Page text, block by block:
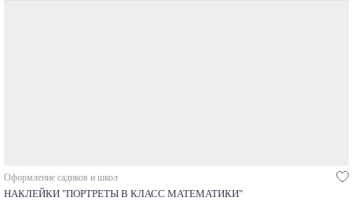
Оформление садиков и школ
НАКЛЕЙКИ "ПОРТРЕТЫ В КЛАСС МАТЕМАТИКИ"